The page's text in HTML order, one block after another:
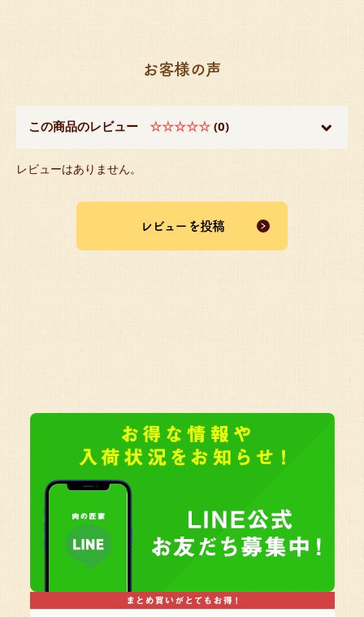
お客様の声
この商品のレビュー ☆☆☆☆☆ (0)
レビューはありません。
レビューを投稿